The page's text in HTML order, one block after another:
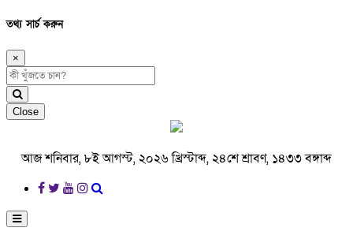
তথ্য সার্চ করুন
×
Close
আজ শনিবার, ৮ই আগস্ট, ২০২৬ খ্রিস্টাব্দ, ২৪শে শ্রাবণ, ১৪৩৩ বঙ্গাব্দ